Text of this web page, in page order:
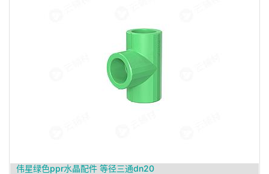
伟星绿色ppr水晶配件 等径三通dn20